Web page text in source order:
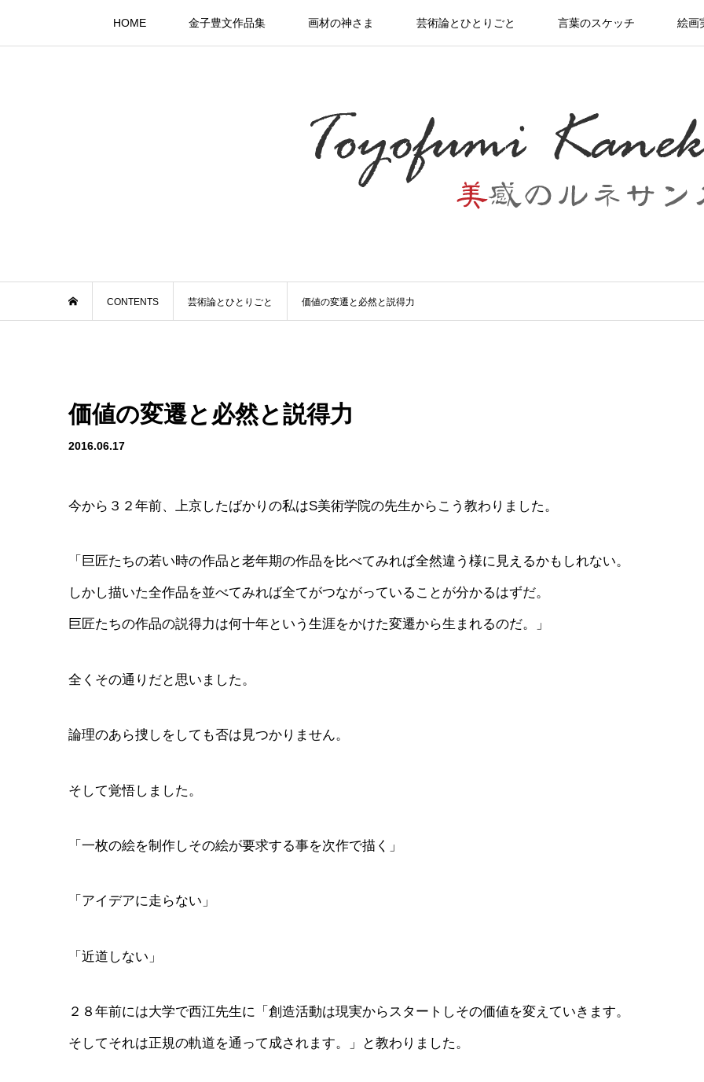
HOME 金子豊文作品集 画材の神さま 芸術論とひとりごと 言葉のスケッチ 絵画
CONTENTS 芸術論とひとりごと 価値の変遷と必然と説得力
価値の変遷と必然と説得力
2016.06.17
今から３２年前、上京したばかりの私はS美術学院の先生からこう教わりました。
「巨匠たちの若い時の作品と老年期の作品を比べてみれば全然違う様に見えるかもしれない。
しかし描いた全作品を並べてみれば全てがつながっていることが分かるはずだ。
巨匠たちの作品の説得力は何十年という生涯をかけた変遷から生まれるのだ。」
全くその通りだと思いました。
論理のあら捜しをしても否は見つかりません。
そして覚悟しました。
「一枚の絵を制作しその絵が要求する事を次作で描く」
「アイデアに走らない」
「近道しない」
２８年前には大学で西江先生に「創造活動は現実からスタートしその価値を変えていきます。
そしてそれは正規の軌道を通って成されます。」と教わりました。